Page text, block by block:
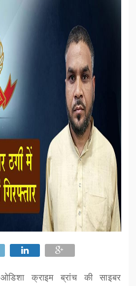
ओडिशा क्राइम ब्रांच की साइबर